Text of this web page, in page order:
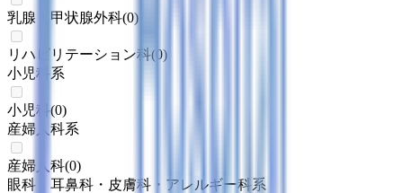
乳腺・甲状腺外科(0)
リハビリテーション科(0)
小児科系
小児科(0)
産婦人科系
産婦人科(0)
眼科・耳鼻科・皮膚科・アレルギー科系